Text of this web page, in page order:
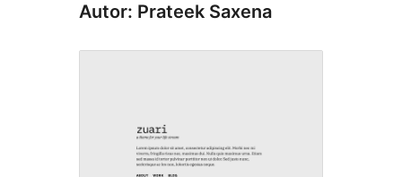
Autor: Prateek Saxena